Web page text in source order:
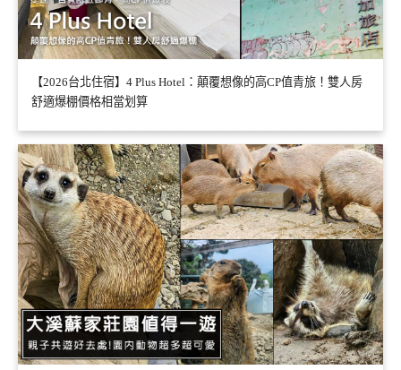
【2026台北住宿】4 Plus Hotel：顛覆想像的高CP值青旅！雙人房
舒適爆棚價格相當划算